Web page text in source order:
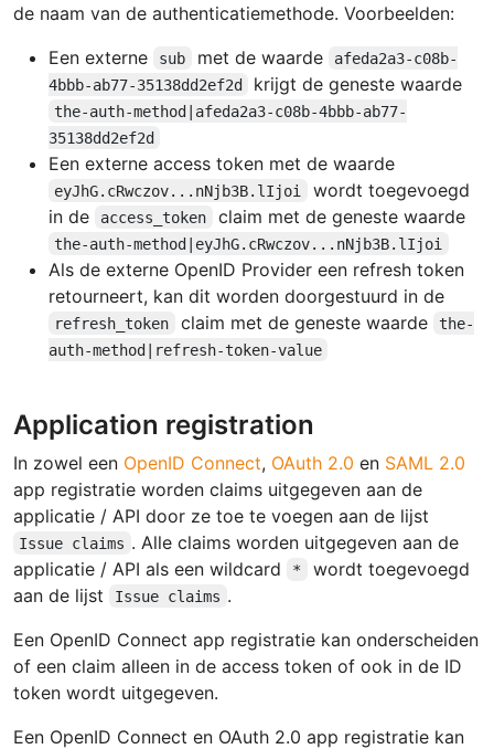
de naam van de authenticatiemethode. Voorbeelden:
Een externe
sub met de waarde
afeda2a3-c08b-
4bbb-ab77-35138dd2ef2d
krijgt de geneste waarde
the-auth-method|afeda2a3-c08b-4bbb-ab77-
35138dd2ef2d
Een externe access token met de waarde
eyJhG.cRwczov...nNjb3B.lIjoi
wordt toegevoegd
in de
access_token claim met de geneste waarde
the-auth-method|eyJhG.cRwczov...nNjb3B.lIjoi
Als de externe OpenID Provider een refresh token
retourneert, kan dit worden doorgestuurd in de
refresh_token claim met de geneste waarde
the-
auth-method|refresh-token-value
Application registration
In zowel een OpenID Connect, OAuth 2.0 en SAML 2.0
app registratie worden claims uitgegeven aan de
applicatie / API door ze toe te voegen aan de lijst
Issue claims . Alle claims worden uitgegeven aan de
applicatie / API als een wildcard
*
wordt toegevoegd
aan de lijst
Issue claims .
Een OpenID Connect app registratie kan onderscheiden
of een claim alleen in de access token of ook in de ID
token wordt uitgegeven.
Een OpenID Connect en OAuth 2.0 app registratie kan